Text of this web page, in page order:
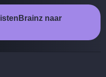
naar